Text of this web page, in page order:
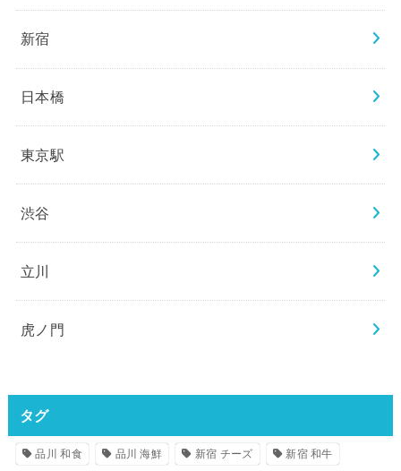
新宿
日本橋
東京駅
渋谷
立川
虎ノ門
タグ
品川 和食 品川 海鮮 新宿 チーズ 新宿 和牛